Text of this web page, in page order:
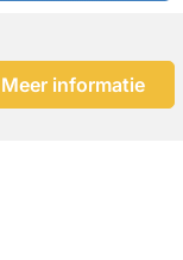
Meer informatie